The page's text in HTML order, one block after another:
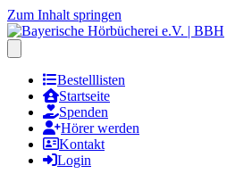
Zum Inhalt springen
Bestelllisten
Startseite
Spenden
Hörer werden
Kontakt
Login